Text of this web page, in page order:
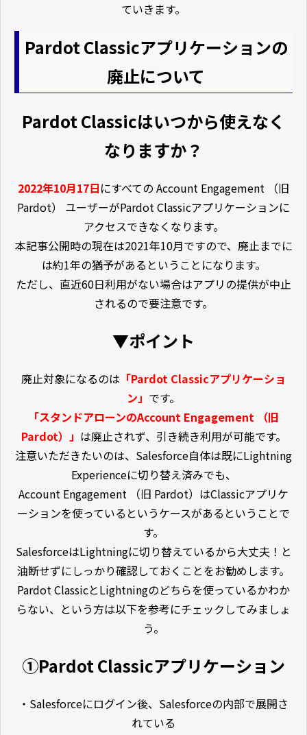
ていきます。
Pardot Classicアプリケーションの
廃止について
Pardot Classicはいつから使えなく
なりますか？
2022年10月17日にすべての Account Engagement （旧
Pardot） ユーザーがPardot Classicアプリケーションに
アクセスできなくなります。
本記事公開時の現在は2021年10月ですので、廃止までに
は約1年の猶予があるということになります。
ただし、直近60日利用がない場合はアプリの提供が中止
されるので要注意です。
▼ポイント
廃止対象になるのは 「Pardot Classicアプリケーショ
ン」 です。
「スタンドアローンのAccount Engagement （旧
Pardot）」 は廃止されず、引き続き利用が可能です。
注意いただきたいのは、Salesforce自体は既にLightning
Experienceに切り替え済みでも、
Account Engagement （旧 Pardot）はClassicアプリケ
ーションを使っているというケースがあるということで
す。
SalesforceはLightningに切り替えているから大丈夫！と
油断せずにしっかり確認しておくことをお勧めします。
Pardot ClassicとLightningのどちらを使っているかわか
らない、という方は以下を参考にチェックしてみましょ
う。
①Pardot Classicアプリケーション
・Salesforceにログイン後、Salesforceの内部で展開さ
れている